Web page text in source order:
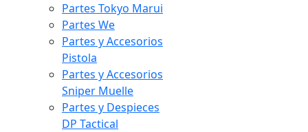
Partes Tokyo Marui
Partes We
Partes y Accesorios
Pistola
Partes y Accesorios
Sniper Muelle
Partes y Despieces
DP Tactical